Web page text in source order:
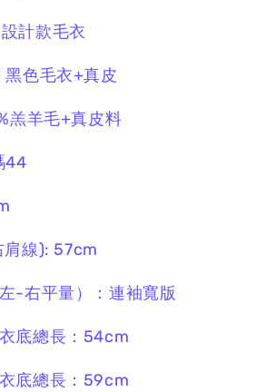
計款毛衣
黑色毛衣+真皮
羔羊毛+真皮料
44
肩線): 57cm
-右平量）：連袖寬版
底總長：54cm
底總長：59cm